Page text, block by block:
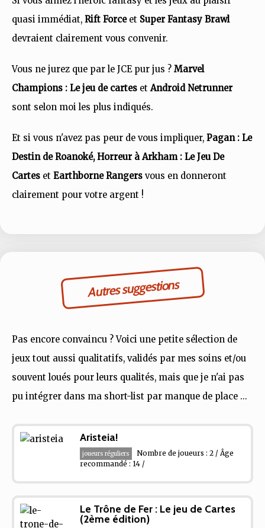
quasi immédiat, Rift Forceet Super Fantasy Brawl
devraient clairement vous convenir.
Vous ne jurez que par le JCE pur jus ? Marvel
Champions : Le jeu de cartes etAndroid Netrunner
sont selon moi les plus indiqués.
Et si vous n'avez pas peur de vous impliquer, Pagan : Le
Destin de Roanoké, Horreur à Arkham : Le Jeu De
Cartes et Earthborne Rangers vous en donneront
clairement pour votre argent !
Autres suggestions
Pas encore convaincu ? Voici une petite sélection de
jeux tout aussi qualitatifs, validés par mes soins et/ou
souvent loués pour leurs qualités, mais que je n'ai pas
pu intégrer dans ma short-list par manque de place ...
Aristeia!
joueurs réguliers
Nombre de joueurs : 2 / Âge
recommandé : 14 /
Le Trône de Fer : Le jeu de Cartes
(2ème édition)